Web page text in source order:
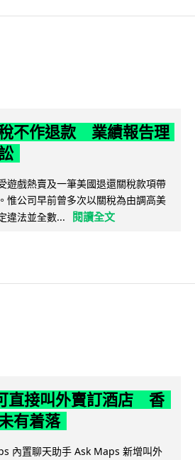
不作退款 業績報告理
遊戲熱賣及一筆美國退還關稅款項帶
惟公司早前曾多次以關稅為由調高美
違法並全數...
閱讀全文
直接叫外賣訂酒店 香
有着落
內置聊天助手 Ask Maps 新增叫外